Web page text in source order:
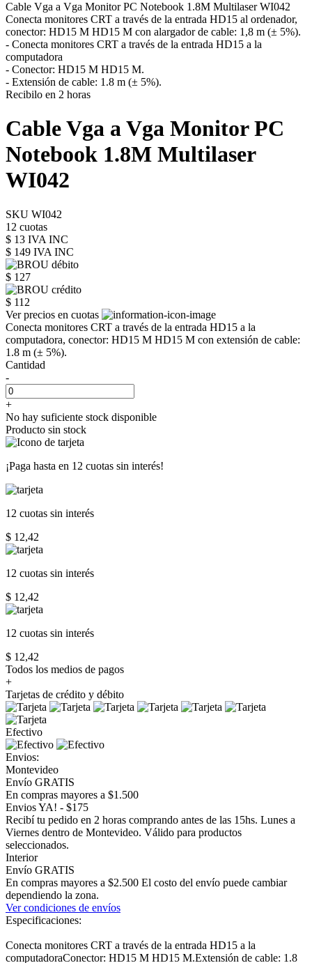
Cable Vga a Vga Monitor PC Notebook 1.8M Multilaser WI042
Conecta monitores CRT a través de la entrada HD15 al ordenador,
conector: HD15 M HD15 M con alargador de cable: 1,8 m (± 5%).
- Conecta monitores CRT a través de la entrada HD15 a la
computadora
- Conector: HD15 M HD15 M.
- Extensión de cable: 1.8 m (± 5%).
Recibilo en 2 horas
Cable Vga a Vga Monitor PC
Notebook 1.8M Multilaser
WI042
SKU WI042
12 cuotas
$ 13 IVA INC
$ 149 IVA INC
$ 127
$ 112
Ver precios en cuotas
Conecta monitores CRT a través de la entrada HD15 a la
computadora, conector: HD15 M HD15 M con extensión de cable:
1.8 m (± 5%).
Cantidad
-
+
No hay suficiente stock disponible
Producto sin stock
¡Paga hasta en 12 cuotas sin interés!
12 cuotas sin interés
$ 12,42
12 cuotas sin interés
$ 12,42
12 cuotas sin interés
$ 12,42
Todos los medios de pagos
+
Tarjetas de crédito y débito
Efectivo
Envios:
Montevideo
Envío GRATIS
En compras mayores a $1.500
Envios YA! - $175
Recibí tu pedido en 2 horas comprando antes de las 15hs. Lunes a
Viernes dentro de Montevideo. Válido para productos
seleccionados.
Interior
Envío GRATIS
En compras mayores a $2.500 El costo del envío puede cambiar
dependiendo la zona.
Ver condiciones de envíos
Especificaciones:
Conecta monitores CRT a través de la entrada HD15 a la
computadoraConector: HD15 M HD15 M.Extensión de cable: 1.8